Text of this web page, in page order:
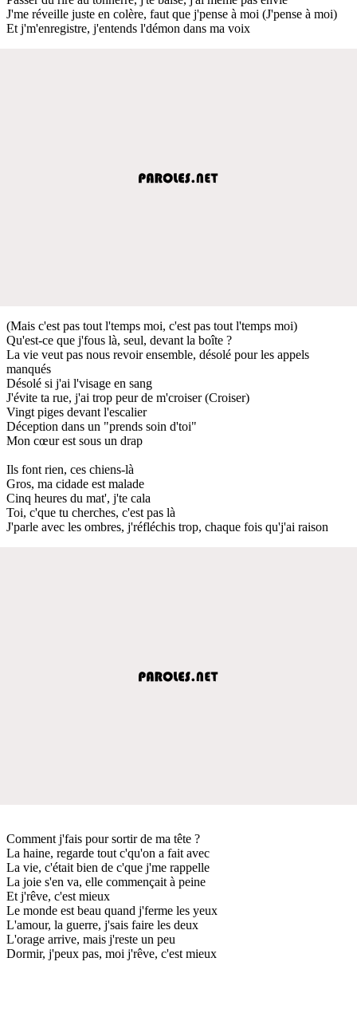
J'me réveille juste en colère, faut que j'pense à moi (J'pense à moi)
Et j'm'enregistre, j'entends l'démon dans ma voix
(Mais c'est pas tout l'temps moi, c'est pas tout l'temps moi)
Qu'est-ce que j'fous là, seul, devant la boîte ?
La vie veut pas nous revoir ensemble, désolé pour les appels
manqués
Désolé si j'ai l'visage en sang
J'évite ta rue, j'ai trop peur de m'croiser (Croiser)
Vingt piges devant l'escalier
Déception dans un "prends soin d'toi"
Mon cœur est sous un drap
Ils font rien, ces chiens-là
Gros, ma cidade est malade
Cinq heures du mat', j'te cala
Toi, c'que tu cherches, c'est pas là
J'parle avec les ombres, j'réfléchis trop, chaque fois qu'j'ai raison
Comment j'fais pour sortir de ma tête ?
La haine, regarde tout c'qu'on a fait avec
La vie, c'était bien de c'que j'me rappelle
La joie s'en va, elle commençait à peine
Et j'rêve, c'est mieux
Le monde est beau quand j'ferme les yeux
L'amour, la guerre, j'sais faire les deux
L'orage arrive, mais j'reste un peu
Dormir, j'peux pas, moi j'rêve, c'est mieux